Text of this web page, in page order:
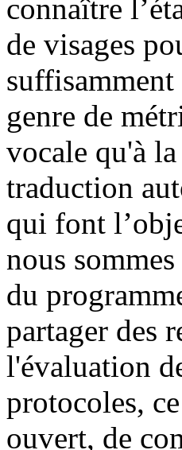
connaître
de visages
genre de
vocale qu'à
traduction
qui font
nous
du
partager des
l'évaluation
protocoles,
ouvert, de